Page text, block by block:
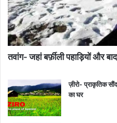
तवांग- जहां बर्फ़ीली पहाड़ियों और
ज़ीरो- प्राकृतिक
का घर